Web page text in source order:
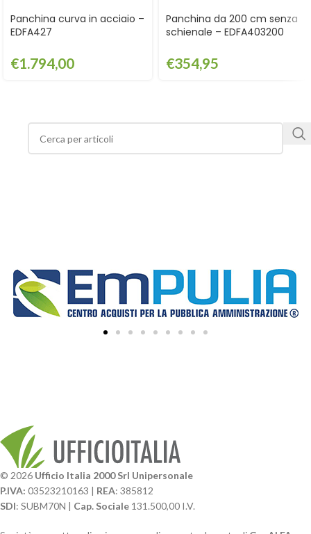
Panchina curva in acciaio –
EDFA427
€1.794,00
Panchina da 200 cm senza
schienale – EDFA403200
€354,95
© 2026 Ufficio Italia 2000 Srl Unipersonale
P.IVA: 03523210163 | REA: 385812
SDI: SUBM70N | Cap. Sociale 131.500,00 I.V.